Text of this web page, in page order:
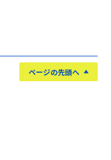
ページの先頭へ